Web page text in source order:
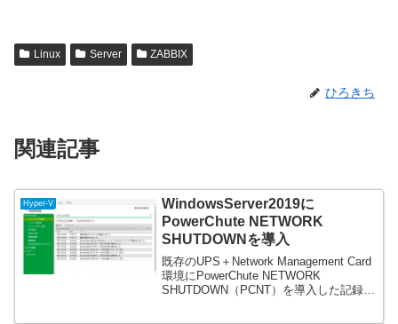
Linux Server ZABBIX
ひろきち
関連記事
Hyper-V
WindowsServer2019に
PowerChute NETWORK
SHUTDOWNを導入
既存のUPS＋Network Management Card
環境にPowerChute NETWORK
SHUTDOWN（PCNT）を導入した記録